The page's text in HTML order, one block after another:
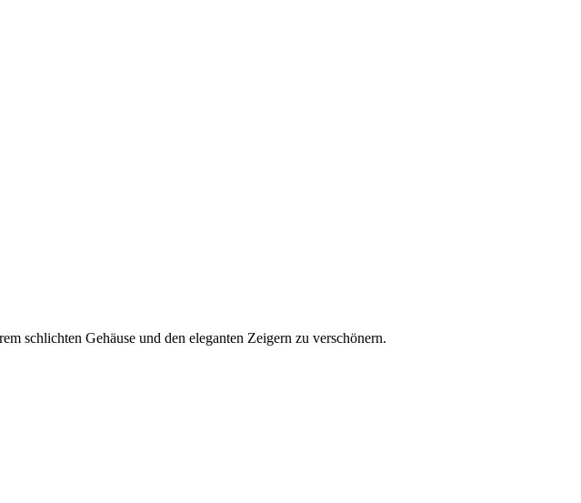
schlichten Gehäuse und den eleganten Zeigern zu verschönern.